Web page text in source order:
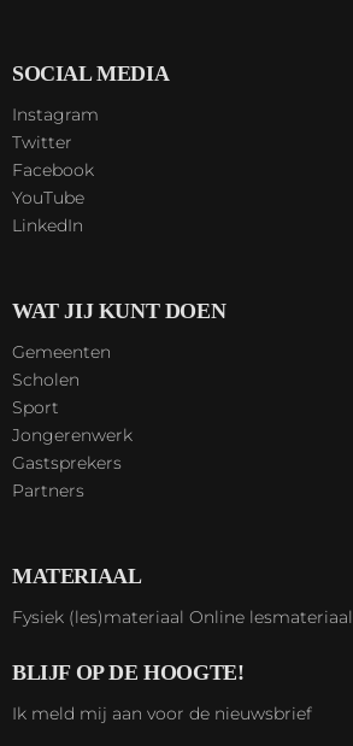
SOCIAL MEDIA
Instagram
Twitter
Facebook
YouTube
LinkedIn
WAT JIJ KUNT DOEN
Gemeenten
Scholen
Sport
Jongerenwerk
Gastsprekers
Partners
MATERIAAL
Fysiek (les)materiaal Online lesmateriaal
BLIJF OP DE HOOGTE!
Ik meld mij aan voor de nieuwsbrief